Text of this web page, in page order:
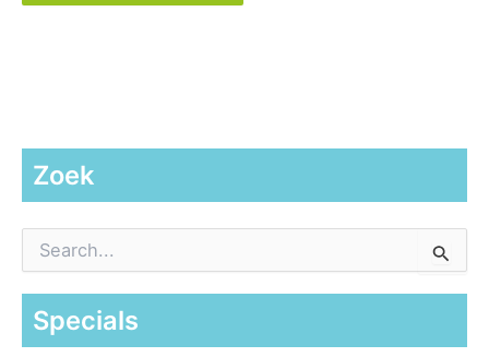
Zoek
a
Specials